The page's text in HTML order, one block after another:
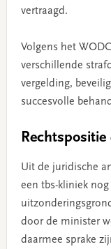
vertraagd.
Volgens het
verschillende
vergelding,
succesvolle
Uit de juridische
een tbs-kliniek
door de minister
daarmee sprake